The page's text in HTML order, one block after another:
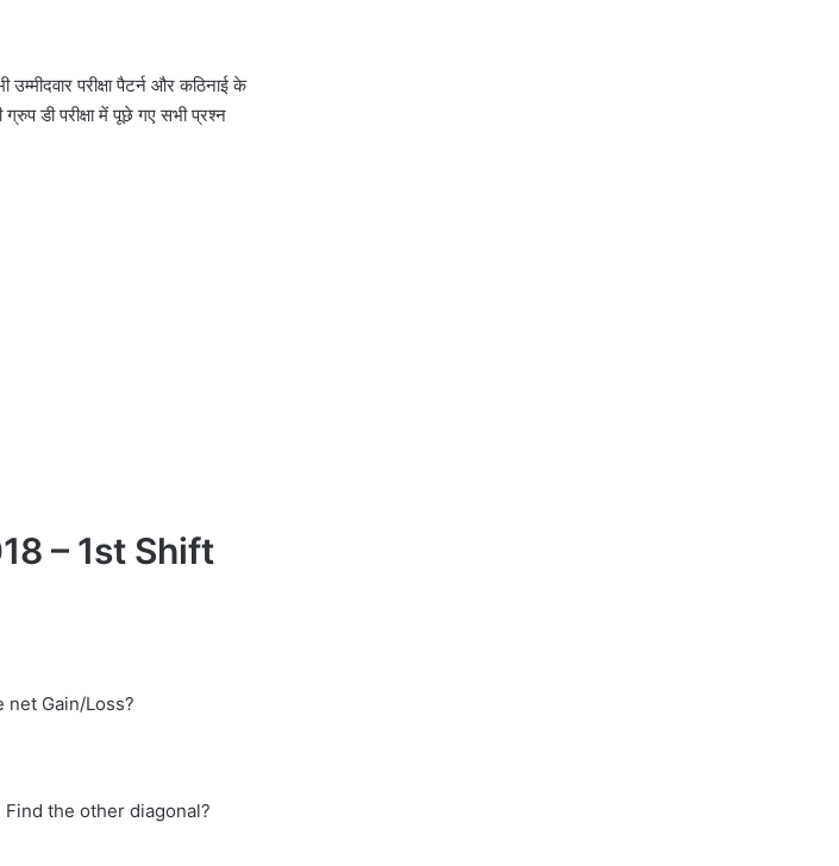
परीक्षा पैटर्न और कठिनाई के
डी परीक्षा में पूछे गए सभी प्रश्न
– 1st Shift
net Gain/Loss?
the other diagonal?